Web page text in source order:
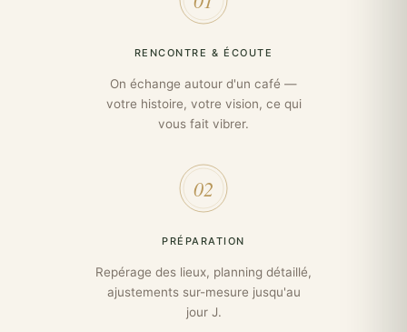
RENCONTRE & ÉCOUTE
On échange autour d'un café —
votre histoire, votre vision, ce qui
vous fait vibrer.
02
PRÉPARATION
Repérage des lieux, planning détaillé,
ajustements sur-mesure jusqu'au
jour J.